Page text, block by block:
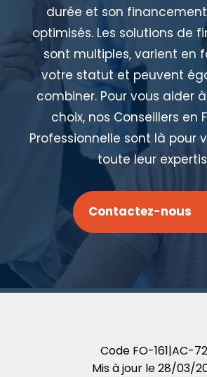
durée et son
optimisés. Les solutions de
sont multiples, varient en
votre statut et peuvent
combiner. Pour vous aider
choix, nos Conseillers en
Professionnelle sont là pour
toute leur
Contactez-nous
Code FO-161|AC-
Mis à jour le28/03/